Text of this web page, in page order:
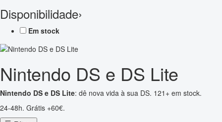
Disponibilidade›
Em stock
Nintendo DS e DS Lite
Nintendo DS e DS Lite: dê nova vida à sua DS. 121+ em stock.
24-48h. Grátis +60€.